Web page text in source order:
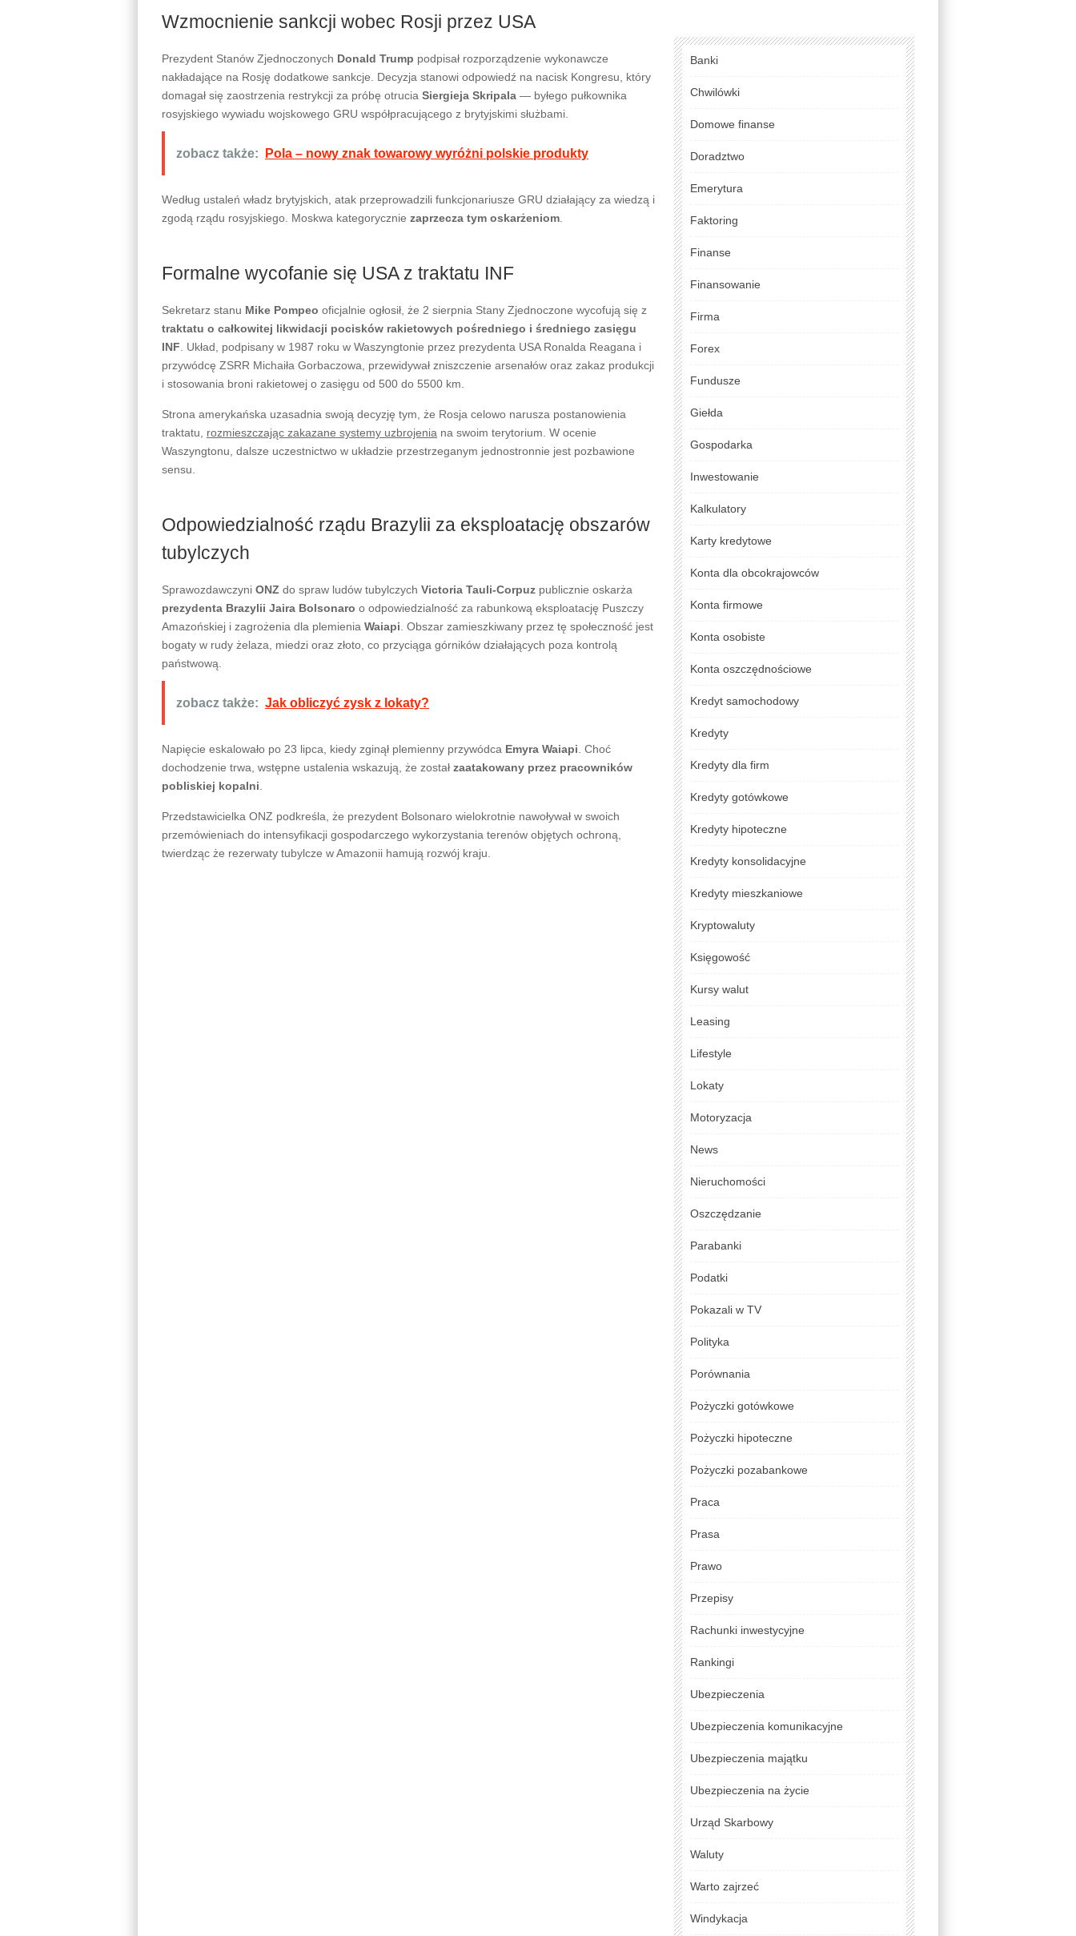
Wzmocnienie sankcji wobec Rosji przez USA
Prezydent Stanów Zjednoczonych Donald Trump podpisał rozporządzenie wykonawcze
nakładające na Rosję dodatkowe sankcje. Decyzja stanowi odpowiedź na nacisk Kongresu, który
domagał się zaostrzenia restrykcji za próbę otrucia Siergieja Skripala — byłego pułkownika
rosyjskiego wywiadu wojskowego GRU współpracującego z brytyjskimi służbami.
zobacz także: Pola – nowy znak towarowy wyróżni polskie produkty
Według ustaleń władz brytyjskich, atak przeprowadzili funkcjonariusze GRU działający za wiedzą i
zgodą rządu rosyjskiego. Moskwa kategorycznie zaprzecza tym oskarżeniom
Formalne wycofanie się USA z traktatu INF
Sekretarz stanu Mike Pompeo oficjalnie ogłosił, że 2 sierpnia Stany Zjednoczone wycofują się z
traktatu o całkowitej likwidacji pocisków rakietowych pośredniego i średniego zasięgu
INF . Układ, podpisany w 1987 roku w Waszyngtonie przez prezydenta USA Ronalda Reagana i
przywódcę ZSRR Michaiła Gorbaczowa, przewidywał zniszczenie arsenałów oraz zakaz produkcji
i stosowania broni rakietowej o zasięgu od 500 do 5500 km.
Strona amerykańska uzasadnia swoją decyzję tym, że Rosja celowo narusza postanowienia
traktatu, rozmieszczając zakazane systemy uzbrojenia na swoim terytorium. W ocenie
Waszyngtonu, dalsze uczestnictwo w układzie przestrzeganym jednostronnie jest pozbawione
sensu.
Odpowiedzialność rządu Brazylii za eksploatację obszarów
tubylczych
Sprawozdawczyni ONZ do spraw ludów tubylczych Victoria Tauli-Corpuz publicznie oskarża
prezydenta Brazylii Jaira Bolsonaro o odpowiedzialność za rabunkową eksploatację Puszczy
Amazońskiej i zagrożenia dla plemienia Waiapi . Obszar zamieszkiwany przez tę społeczność jest
bogaty w rudy żelaza, miedzi oraz złoto, co przyciąga górników działających poza kontrolą
państwową.
zobacz także: Jak obliczyć zysk z lokaty?
Napięcie eskalowało po 23 lipca, kiedy zginął plemienny przywódca Emyra Waiapi . Choć
dochodzenie trwa, wstępne ustalenia wskazują, że został zaatakowany przez pracowników
pobliskiej kopalni
Przedstawicielka ONZ podkreśla, że prezydent Bolsonaro wielokrotnie nawoływał w swoich
przemówieniach do intensyfikacji gospodarczego wykorzystania terenów objętych ochroną,
twierdząc że rezerwaty tubylcze w Amazonii hamują rozwój kraju.
Banki
Chwilówki
Domowe finanse
Doradztwo
Emerytura
Faktoring
Finanse
Finansowanie
Firma
Forex
Fundusze
Giełda
Gospodarka
Inwestowanie
Kalkulatory
Karty kredytowe
Konta dla obcokrajowców
Konta firmowe
Konta osobiste
Konta oszczędnościowe
Kredyt samochodowy
Kredyty
Kredyty dla firm
Kredyty gotówkowe
Kredyty hipoteczne
Kredyty konsolidacyjne
Kredyty mieszkaniowe
Kryptowaluty
Księgowość
Kursy walut
Leasing
Lifestyle
Lokaty
Motoryzacja
News
Nieruchomości
Oszczędzanie
Parabanki
Podatki
Pokazali w TV
Polityka
Porównania
Pożyczki gotówkowe
Pożyczki hipoteczne
Pożyczki pozabankowe
Praca
Prasa
Prawo
Przepisy
Rachunki inwestycyjne
Rankingi
Ubezpieczenia
Ubezpieczenia komunikacyjne
Ubezpieczenia majątku
Ubezpieczenia na życie
Urząd Skarbowy
Waluty
Warto zajrzeć
Windykacja